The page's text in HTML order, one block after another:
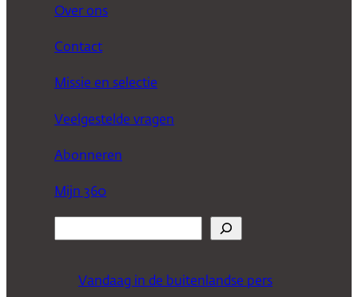
Over ons
Contact
Missie en selectie
Veelgestelde vragen
Abonneren
Mijn 360
Vandaag in de buitenlandse pers